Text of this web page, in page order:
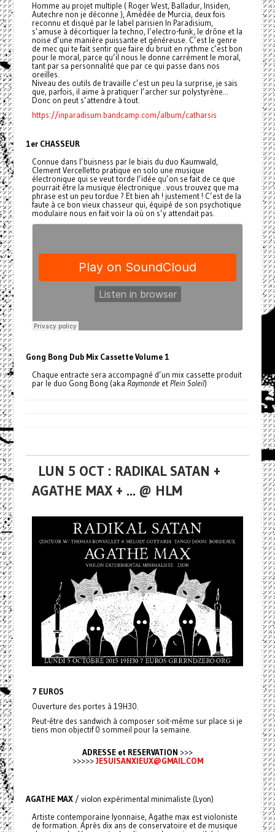
Homme au projet multiple ( Roger West, Balladur, Insiden,
Autechre non je déconne ), Amédée de Murcia, deux fois
reconnu et disqué par le label parisien In Paradisium,
s’amuse à décortiquer la techno, l’electro-funk, le drône et la
noise d’une manière puissante et généreuse. C’est le genre
de mec qui te fait sentir que faire du bruit en rythme c’est bon
pour le moral, parce qu’il nous le donne carrément le moral,
tant par sa personnalité que par ce qui passe dans nos
oreilles.
Niveau des outils de travaille c’est un peu la surprise, je sais
que, parfois, il aime à pratiquer l’archer sur polystyrène...
Donc on peut s’attendre à tout.
https://inparadisum.bandcamp.com/album/catharsis
1er CHASSEUR
Connue dans l’buisness par le biais du duo Kaumwald,
Clement Vercelletto pratique en solo une musique
électronique qui se veut torde l’idée qu’on se fait de ce que
pourrait être la musique électronique ..vous trouvez que ma
phrase est un peu tordue ? Et bien ah ! justement ! C’est de la
faute à ce bon vieux chasseur qui, équipé de son psychotique
modulaire nous en fait voir la où on s’y attendait pas.
Gong Bong Dub Mix Cassette Volume 1
Chaque entracte sera accompagné d’un mix cassette produit
par le duo Gong Bong (aka RaymondeetPlein Soleil)
LUN 5 OCT : RADIKAL SATAN +
AGATHE MAX + ... @ HLM
7 EUROS
Ouverture des portes à 19H30.
Peut-être des sandwich à composer soit-même sur place si je
tiens mon objectif 0 sommeil pour la semaine.
ADRESSE et RESERVATION >>>
>>>>>JESUISANXIEUX@GMAIL.COM
AGATHE MAX/ violon expérimental minimaliste (Lyon)
Artiste contemporaine lyonnaise, Agathe max est violoniste
de formation. Après dix ans de conservatoire et de musique